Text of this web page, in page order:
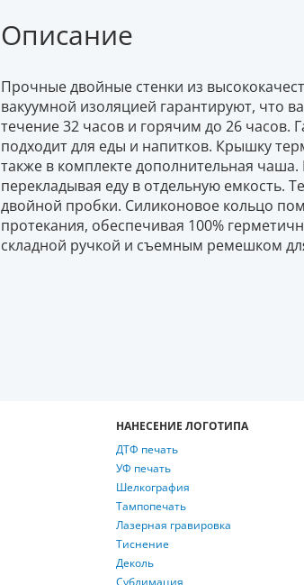
Описание
Прочные двойные стенки из
вакуумной изоляцией гарантируют, что
течение 32 часов и горячим до 26 часов.
подходит для еды и напитков. Крышку
также в комплекте дополнительная
перекладывая еду в отдельную емкость.
двойной пробки. Силиконовое кольцо
протекания, обеспечивая 100%
складной ручкой и съемным ремешком
НАНЕСЕНИЕ ЛОГОТИПА
ДТФ печать
УФ печать
Шелкография
Тампопечать
Лазерная гравировка
Тиснение
Деколь
Сублимация